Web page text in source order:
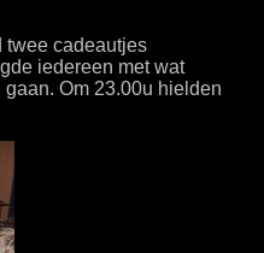
twee cadeautjes
iedereen met wat
Om 23.00u hielden